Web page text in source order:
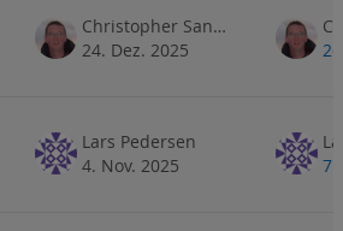
Christopher Sangwin
24. Dez. 2025
Lars Pedersen
4. Nov. 2025
7.